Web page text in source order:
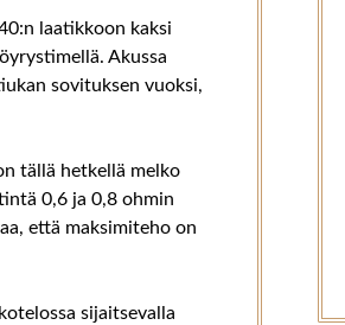
laatikkoon kaksi
Akussa
sovituksen vuoksi,
tällä hetkellä melko
0,6 ja 0,8 ohmin
että maksimiteho on
sijaitsevalla